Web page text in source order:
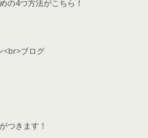
の4つ方法がこちら！
がつきます！